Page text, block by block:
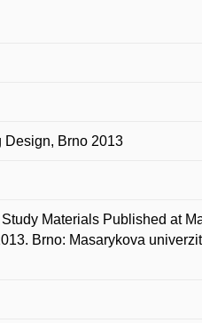
Design, Brno 2013
Materials Published at
Brno: Masarykova